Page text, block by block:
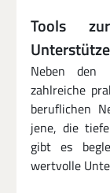
Tools
Neben den
zahlreiche
beruflichen
jene, die
gibt es
wertvolle